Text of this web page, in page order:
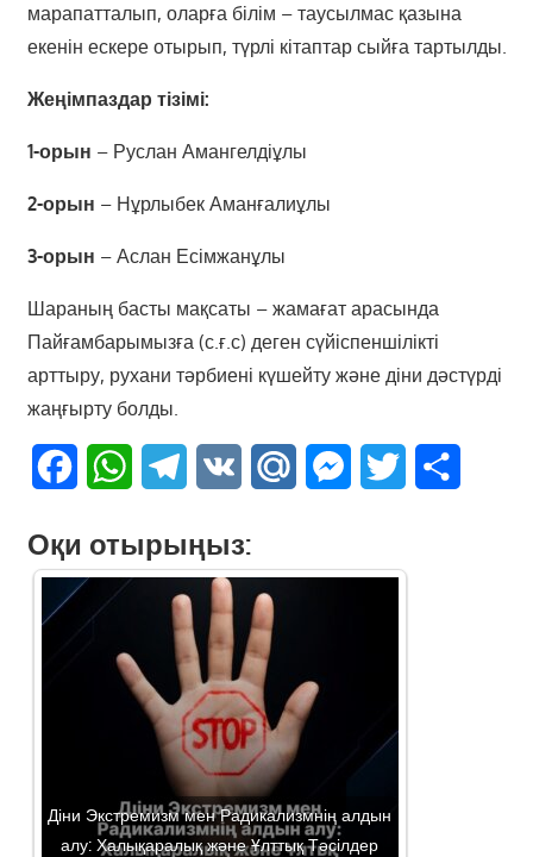
марапатталып, оларға білім – таусылмас қазына
екенін ескере отырып, түрлі кітаптар сыйға тартылды.
Жеңімпаздар тізімі:
1-орын – Руслан Амангелдіұлы
2-орын – Нұрлыбек Аманғалиұлы
3-орын – Аслан Есімжанұлы
Шараның басты мақсаты – жамағат арасында
Пайғамбарымызға (с.ғ.с) деген сүйіспеншілікті
арттыру, рухани тәрбиені күшейту және діни дәстүрді
жаңғырту болды.
FacebookWhatsAppTelegram
VK Mail.Ru Messenger
Twitter
Оқи отырыңыз:
Діни Экстремизм мен Радикализмнің алдын
алу: Халықаралық және Ұлттық Тәсілдер